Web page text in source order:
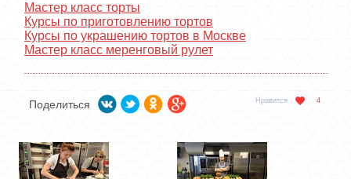
Мастер класс торты
Курсы по приготовлению тортов
Курсы по украшению тортов в Москве
Мастер класс меренговый рулет
Поделиться Нравится 4